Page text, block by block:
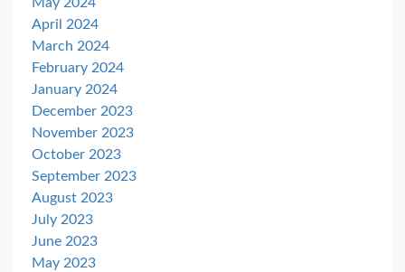
May 2024
April 2024
March 2024
February 2024
January 2024
December 2023
November 2023
October 2023
September 2023
August 2023
July 2023
June 2023
May 2023